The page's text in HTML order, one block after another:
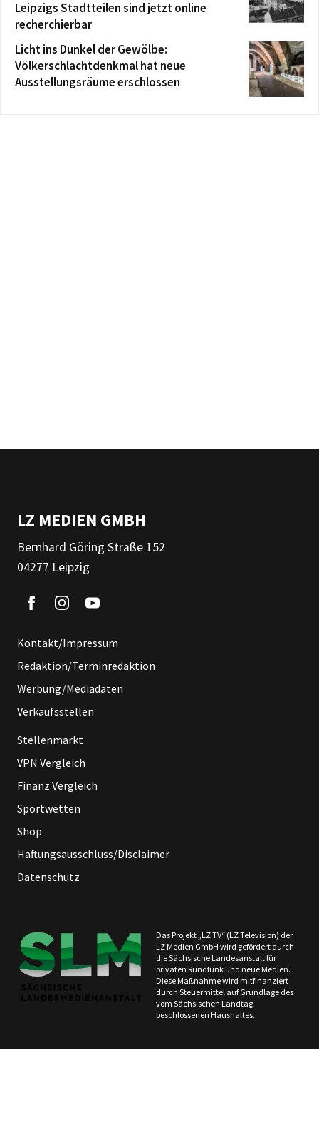
Leipzigs Stadtteilen sind jetzt online
recherchierbar
Licht ins Dunkel der Gewölbe:
Völkerschlachtdenkmal hat neue
Ausstellungsräume erschlossen
LZ MEDIEN GMBH
Bernhard Göring Straße 152
04277 Leipzig
Kontakt/Impressum
Redaktion/Terminredaktion
Werbung/Mediadaten
Verkaufsstellen
Stellenmarkt
VPN Vergleich
Finanz Vergleich
Sportwetten
Shop
Haftungsausschluss/Disclaimer
Datenschutz
Das Projekt „LZ TV“ (LZ Television) der
LZ Medien GmbH wird gefördert durch
die Sächsische Landesanstalt für
privaten Rundfunk und neue Medien.
Diese Maßnahme wird mitfinanziert
durch Steuermittel auf Grundlage des
vom Sächsischen Landtag
beschlossenen Haushaltes.